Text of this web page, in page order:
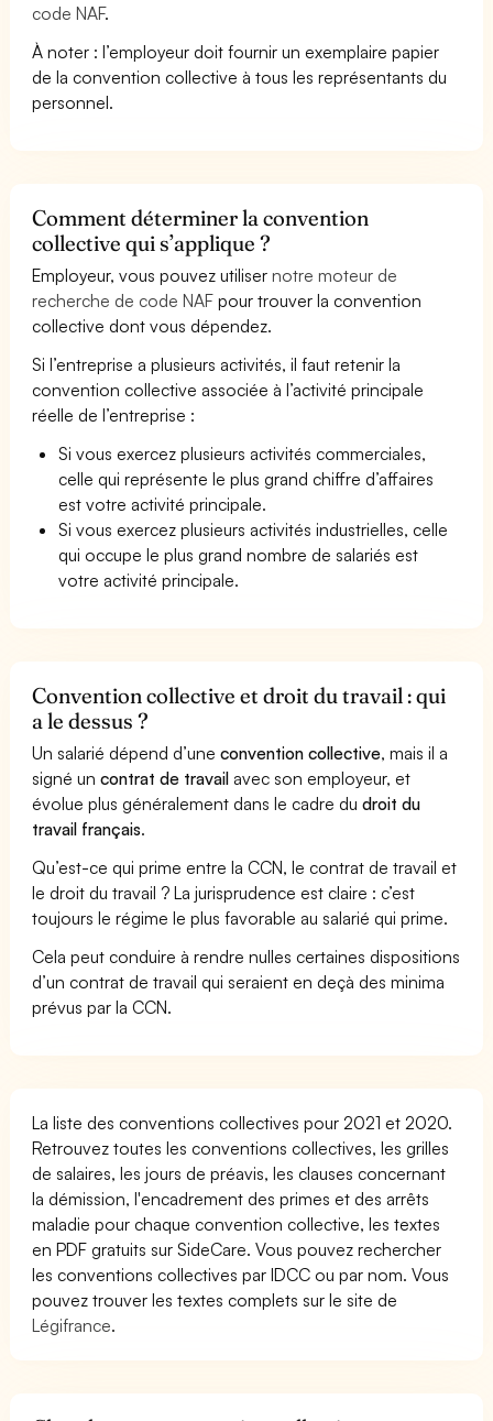
code NAF.
À noter : l’employeur doit fournir un exemplaire papier
de la convention collective à tous les représentants du
personnel.
Comment déterminer la convention
collective qui s’applique ?
Employeur, vous pouvez utilisernotre moteur de
recherche de code NAF pour trouver la convention
collective dont vous dépendez.
Si l’entreprise a plusieurs activités, il faut retenir la
convention collective associée à l’activité principale
réelle de l’entreprise :
Si vous exercez plusieurs activités commerciales,
celle qui représente le plus grand chiffre d’affaires
est votre activité principale.
Si vous exercez plusieurs activités industrielles, celle
qui occupe le plus grand nombre de salariés est
votre activité principale.
Convention collective et droit du travail : qui
a le dessus ?
Un salarié dépend d’uneconvention collective, mais il a
signé uncontrat de travail avec son employeur, et
évolue plus généralement dans le cadre dudroit du
travail français.
Qu’est-ce qui prime entre la CCN, le contrat de travail et
le droit du travail ? La jurisprudence est claire : c’est
toujours le régime le plus favorable au salarié qui prime.
Cela peut conduire à rendre nulles certaines dispositions
d’un contrat de travail qui seraient en deçà des minima
prévus par la CCN.
La liste des conventions collectives pour 2021 et 2020.
Retrouvez toutes les conventions collectives, les grilles
de salaires, les jours de préavis, les clauses concernant
la démission, l'encadrement des primes et des arrêts
maladie pour chaque convention collective, les textes
en PDF gratuits sur SideCare. Vous pouvez rechercher
les conventions collectives par IDCC ou par nom. Vous
pouvez trouver les textes complets sur le site de
Légifrance.